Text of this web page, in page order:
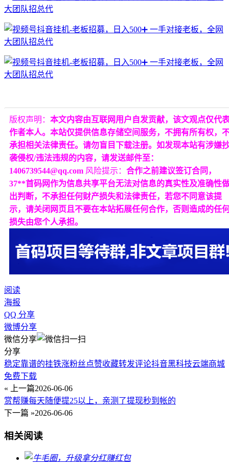
版权声明： 本文内容由互联网用户自发贡献，该文观点仅代
作者本人。本站仅提供信息存储空间服务，不拥有所有权，
承担相关法律责任。请勿盲目下载注册。如发现本站有涉嫌
袭侵权/违法违规的内容，请发送邮件至：
1406739544@qq.com 风险提示： 合作之前建议签订合同，
37**首码网作为信息共享平台无法对信息的真实性及准确性
出判断，不承担任何财产损失和法律责任，若您不同意该提
示，请关闭网页且不要在本站拓展任何合作，否则造成的任
损失由您个人承担。
阅读
海报
QQ 分享
微博分享
微信分享
分享
稳定靠谱的挂铁涨粉丝点赞收藏转发评论抖音黑科技云端商城
免费下载
« 上一篇2026-06-06
赏帮赚每天随便提25以上，亲测了提现秒到帐的
下一篇 »2026-06-06
相关阅读